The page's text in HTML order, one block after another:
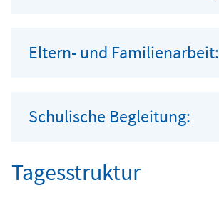
Eltern- und Familienarbeit:
Schulische Begleitung:
Tagesstruktur